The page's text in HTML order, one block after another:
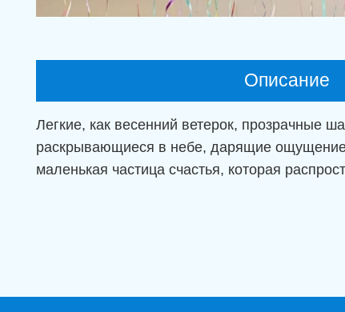
Описание
Легкие, как весенний ветерок, прозрачные
раскрывающиеся в небе, дарящие ощущение
маленькая частица счастья, которая